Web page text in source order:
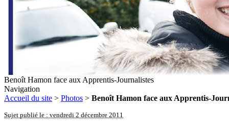
Benoît Hamon face aux Apprentis-Journalistes
Navigation
Accueil du site > Photos > Benoît Hamon face aux Apprentis-
Sujet publié le : vendredi 2 décembre 2011